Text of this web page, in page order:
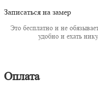
Записаться на замер
Это бесплатно и не
удобно и ехать
Оплата